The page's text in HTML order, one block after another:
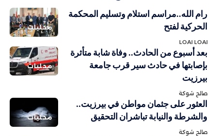
محليات
رام الله..مراسم استلام وتسليم المحكمة
الحركية لفتح
LOAI LOAI
محليات
بعد أسبوع من الحادث.. وفاة شابة متأثرة
بإصابتها في حادث سير قرب جامعة
بيرزيت
صالح شوكة
محليات
العثور على جثمان مواطن في بيرزيت..
والشرطة والنيابة تباشران التحقيق
صالح شوكة